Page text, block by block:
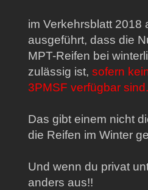
im Verkehrsblatt 2018
ausgeführt, dass die
MPT-Reifen bei
zulässig ist, sofern
3PMSF verfügbar sind.
Das gibt einem nicht
die Reifen im Winter
Und wenn du privat
anders aus!!